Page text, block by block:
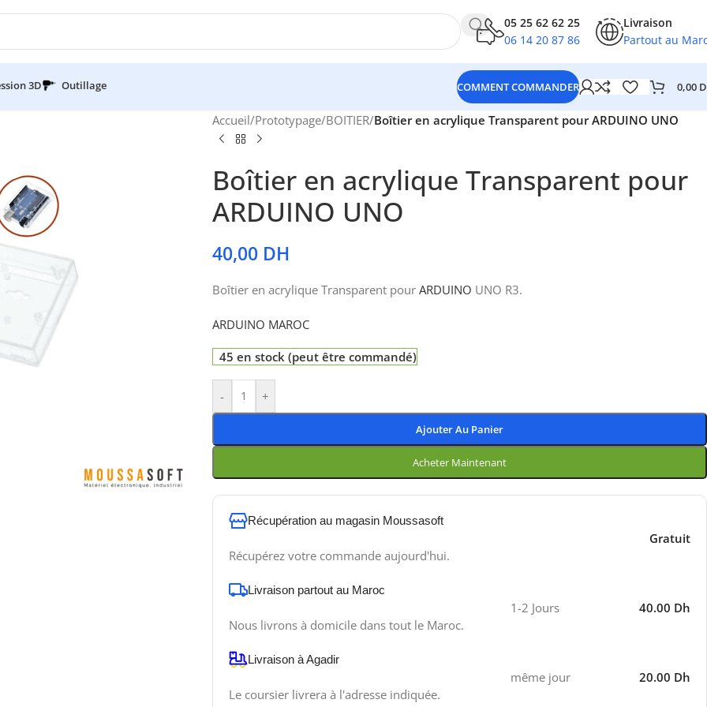
05 25 62 62 25
06 14 20 87 86
Livraison
Partout au
3D Outillage COMMENT COMMANDER 0,00
Accueil/Prototypage/BOITIER/Boîtier en acrylique Transparent pour ARDUINO UNO
Boîtier en acrylique Transparent pour
ARDUINO UNO
40,00 DH
Boîtier en acrylique Transparent pour ARDUINO UNO R3.
ARDUINO MAROC
45 en stock (peut être commandé)
- +
Ajouter Au Panier
Acheter Maintenant
Récupération au magasin Moussasoft
Récupérez votre commande aujourd'hui.
Gratuit
Livraison partout au Maroc
Nous livrons à domicile dans tout le Maroc.
1-2 Jours 40.00 Dh
Livraison à Agadir
Le coursier livrera à l'adresse indiquée.
même jour 20.00 Dh